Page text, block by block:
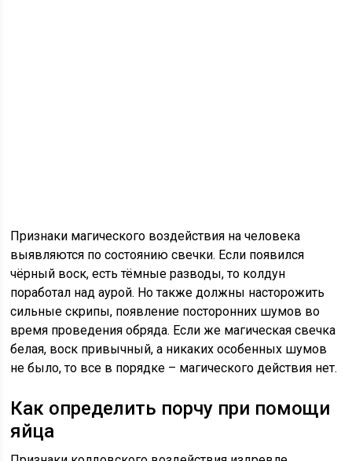
Признаки магического воздействия на человека
выявляются по состоянию свечки. Если появился
чёрный воск, есть тёмные разводы, то колдун
поработал над аурой. Но также должны насторожить
сильные скрипы, появление посторонних шумов во
время проведения обряда. Если же магическая свечка
белая, воск привычный, а никаких особенных шумов
не было, то все в порядке – магического действия нет.
Как определить порчу при помощи
яйца